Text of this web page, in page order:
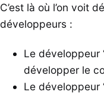
C’est là où l’on voit
développeurs :
Le développeur
développer le
Le développeur